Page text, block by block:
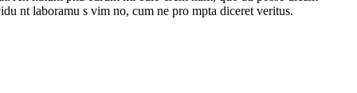
nt laboramu s vim no, cum ne pro mpta diceret veritus.